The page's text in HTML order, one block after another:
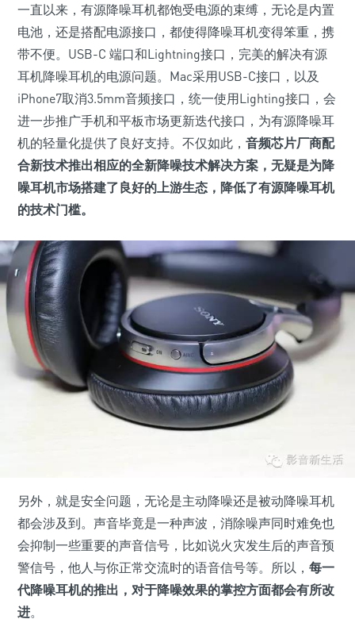
一直以来，有源降噪耳机都饱受电源的束缚，无论是内置
电池，还是搭配电源接口，都使得降噪耳机变得笨重，携
带不便。USB-C 端口和Lightning接口，完美的解决有源
耳机降噪耳机的电源问题。Mac采用USB-C接口，以及
iPhone7取消3.5mm音频接口，统一使用Lighting接口，会
进一步推广手机和平板市场更新迭代接口，为有源降噪耳
机的轻量化提供了良好支持。不仅如此， 音频芯片厂商配
合新技术推出相应的全新降噪技术解决方案，无疑是为降
噪耳机市场搭建了良好的上游生态，降低了有源降噪耳机
的技术门槛。
另外，就是安全问题，无论是主动降噪还是被动降噪耳机
都会涉及到。声音毕竟是一种声波，消除噪声同时难免也
会抑制一些重要的声音信号，比如说火灾发生后的声音预
警信号，他人与你正常交流时的语音信号等。所以， 每一
代降噪耳机的推出，对于降噪效果的掌控方面都会有所改
进。